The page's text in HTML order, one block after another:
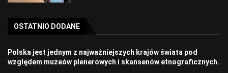
OSTATNIO DODANE
Polska jest jednym z najważniejszych krajów świata pod
względem muzeów plenerowych i skansenów etnograficznych.